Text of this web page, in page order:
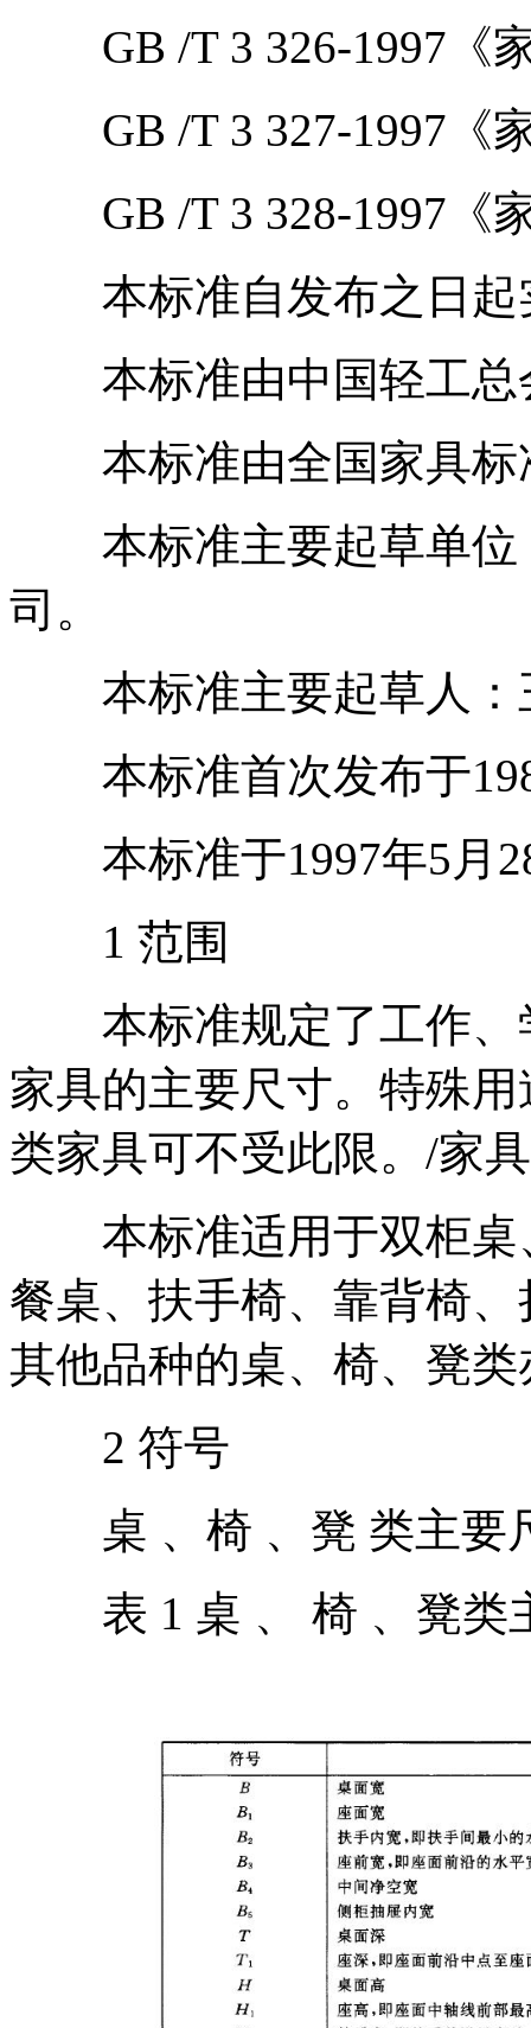
GB /T 3 326-1997《
GB /T 3 327-1997《
GB /T 3 328-1997《
本标准自发布之日起
本标准由中国轻工总
本标准由全国家具标
本标准主要起草单位
司。
本标准主要起草人：
本标准首次发布于
本标准于1997年5月
1 范围
本标准规定了工作、
家具的主要尺寸。特殊
类家具可不受此限。/家
本标准适用于双柜桌
餐桌、扶手椅、靠背椅
其他品种的桌、椅、凳
2 符号
桌 、椅 、凳 类主要
表 1 桌 、 椅 、凳类